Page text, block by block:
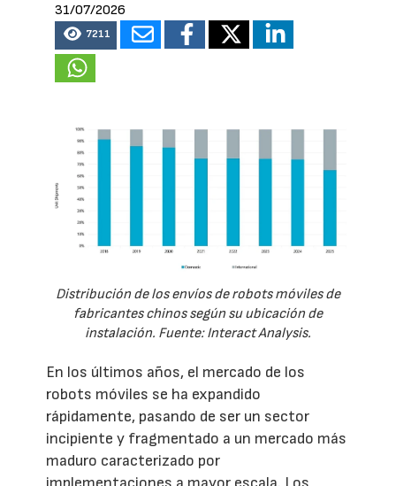
31/07/2026
7211
Distribución de los envíos de robots móviles de
fabricantes chinos según su ubicación de
instalación. Fuente: Interact Analysis.
En los últimos años, el mercado de los
robots móviles se ha expandido
rápidamente, pasando de ser un sector
incipiente y fragmentado a un mercado más
maduro caracterizado por